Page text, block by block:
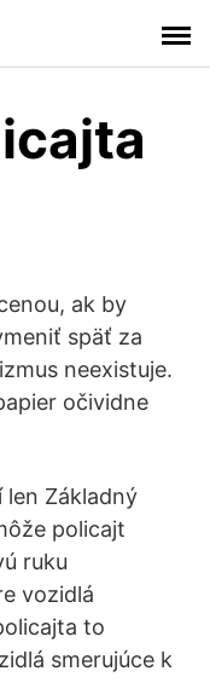
ak by
späť za
neexistuje.
očividne
len Základný
policajt
ruku
vozidlá
to
smerujúce k